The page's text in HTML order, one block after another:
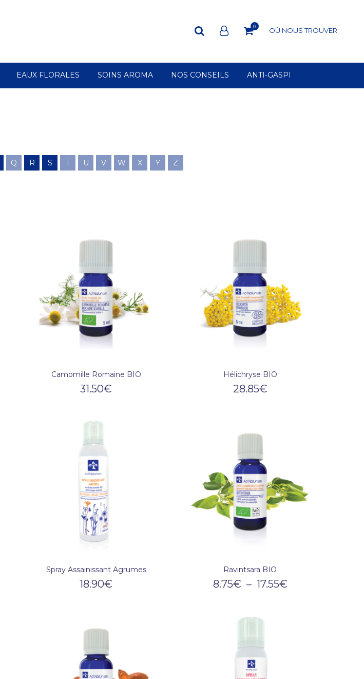
0 OÙ NOUS TROUVER
EAUX FLORALES SOINS AROMA NOS CONSEILS ANTI-GASPI
Q R S T U V W X Y Z
Camomille Romaine BIO
31.50€
Hélichryse BIO
28.85€
Spray Assainissant Agrumes
18.90€
Ravintsara BIO
8.75€ – 17.55€